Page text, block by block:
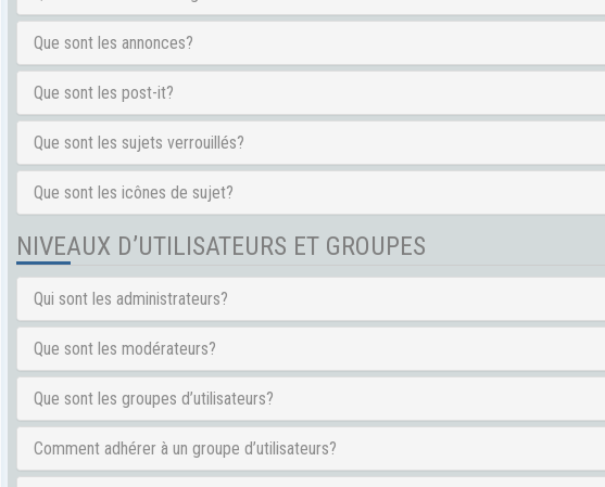
Que sont les annonces?
Que sont les post-it?
Que sont les sujets verrouillés?
Que sont les icônes de sujet?
NIVEAUX D’UTILISATEURS ET GROUPES
Qui sont les administrateurs?
Que sont les modérateurs?
Que sont les groupes d’utilisateurs?
Comment adhérer à un groupe d’utilisateurs?